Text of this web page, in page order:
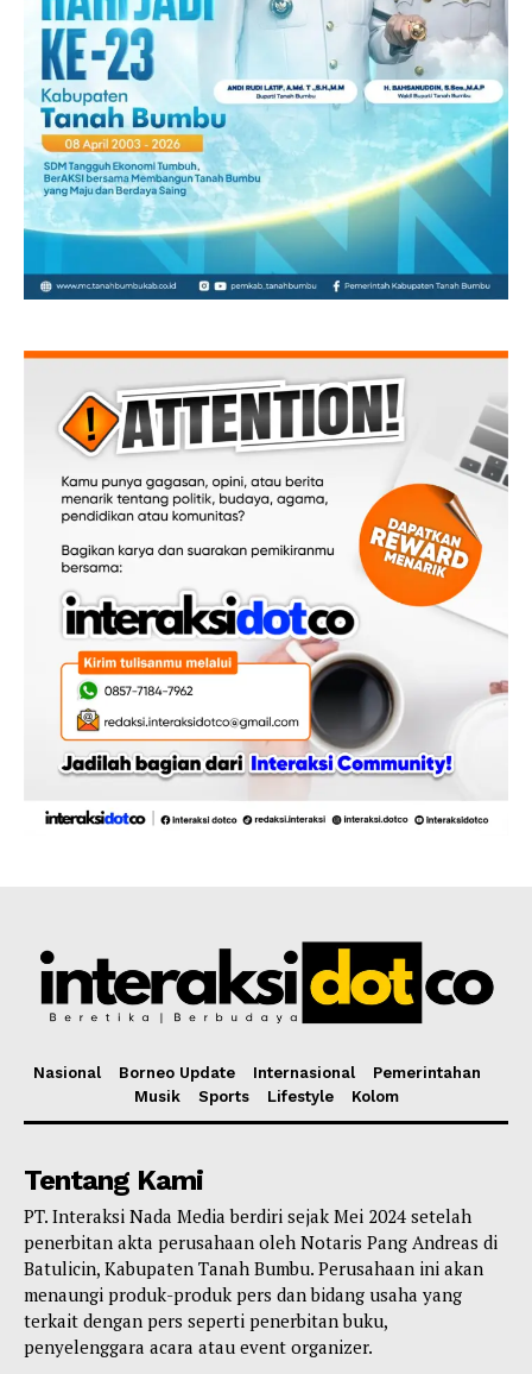
Nasional Borneo Update Internasional
Pemerintahan
Musik
Sports Lifestyle Kolom
Tentang Kami
PT. Interaksi Nada Media berdiri sejak Mei 2024 setelah
penerbitan akta perusahaan oleh Notaris Pang Andreas di
Batulicin, Kabupaten Tanah Bumbu. Perusahaan ini akan
menaungi produk-produk pers dan bidang usaha yang
terkait dengan pers seperti penerbitan buku,
penyelenggara acara atau event organizer.